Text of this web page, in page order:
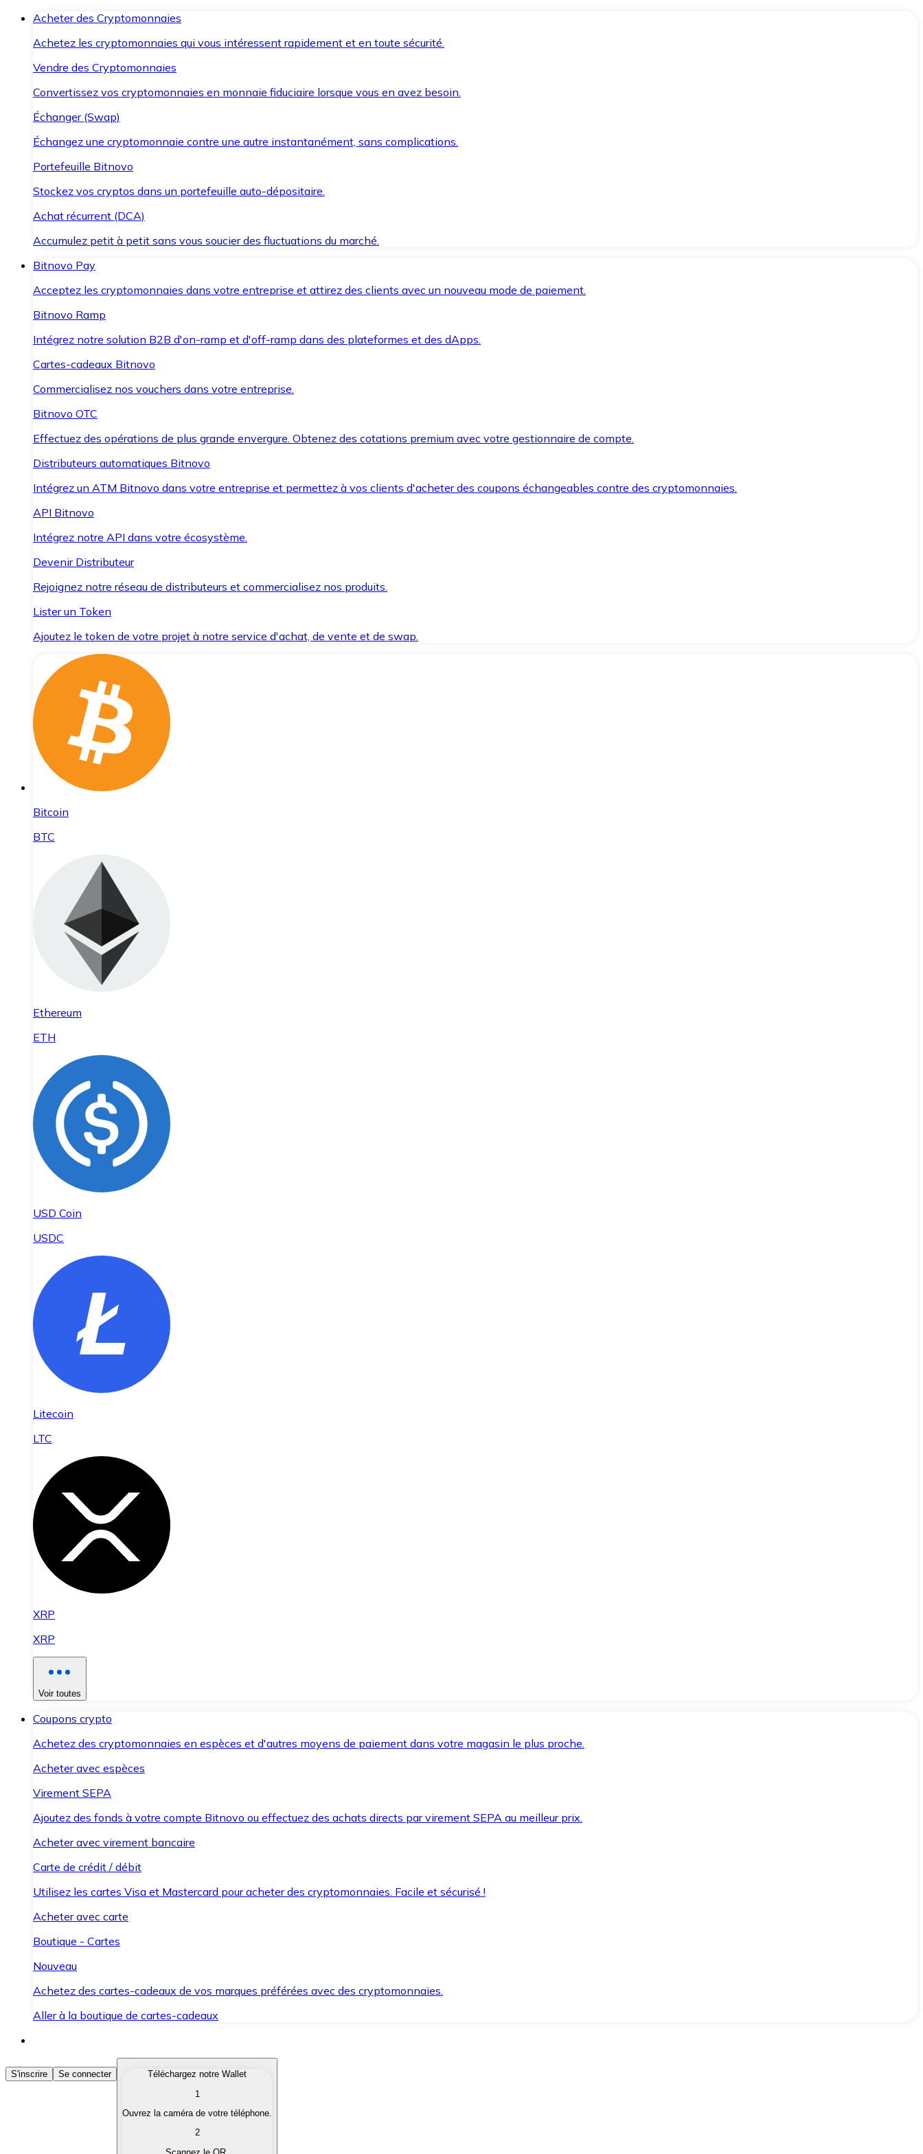
Acheter des Cryptomonnaies
Achetez les cryptomonnaies qui vous intéressent rapidement et en toute sécurité.
Vendre des Cryptomonnaies
Convertissez vos cryptomonnaies en monnaie fiduciaire lorsque vous en avez besoin.
Échanger (Swap)
Échangez une cryptomonnaie contre une autre instantanément, sans complications.
Portefeuille Bitnovo
Stockez vos cryptos dans un portefeuille auto-dépositaire.
Achat récurrent (DCA)
Accumulez petit à petit sans vous soucier des fluctuations du marché.
Bitnovo Pay
Acceptez les cryptomonnaies dans votre entreprise et attirez des clients avec un nouveau mode de paiement.
Bitnovo Ramp
Intégrez notre solution B2B d'on-ramp et d'off-ramp dans des plateformes et des dApps.
Cartes-cadeaux Bitnovo
Commercialisez nos vouchers dans votre entreprise.
Bitnovo OTC
Effectuez des opérations de plus grande envergure. Obtenez des cotations premium avec votre gestionnaire de compte.
Distributeurs automatiques Bitnovo
Intégrez un ATM Bitnovo dans votre entreprise et permettez à vos clients d'acheter des coupons échangeables contre des cryptomonnaies.
API Bitnovo
Intégrez notre API dans votre écosystème.
Devenir Distributeur
Rejoignez notre réseau de distributeurs et commercialisez nos produits.
Lister un Token
Ajoutez le token de votre projet à notre service d'achat, de vente et de swap.
Bitcoin
BTC
Ethereum
ETH
USD Coin
USDC
Litecoin
LTC
XRP
XRP
Voir toutes
Coupons crypto
Achetez des cryptomonnaies en espèces et d'autres moyens de paiement dans votre magasin le plus proche.
Acheter avec espèces
Virement SEPA
Ajoutez des fonds à votre compte Bitnovo ou effectuez des achats directs par virement SEPA au meilleur prix.
Acheter avec virement bancaire
Carte de crédit / débit
Utilisez les cartes Visa et Mastercard pour acheter des cryptomonnaies. Facile et sécurisé !
Acheter avec carte
Boutique - Cartes
Nouveau
Achetez des cartes-cadeaux de vos marques préférées avec des cryptomonnaies.
Aller à la boutique de cartes-cadeaux
Acheter des Cryptomonnaies
Achetez les cryptomonnaies qui vous intéressent rapidement et en toute sécurité.
Convertissez vos cryptomonnaies en monnaie fiduciaire lorsque vous en avez besoin.
S'inscrire Se connecter
Téléchargez notre Wallet
1
Ouvrez la caméra de votre téléphone.
2